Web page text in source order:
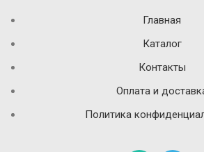
Главная
Каталог
Контакты
Оплата и
Политика